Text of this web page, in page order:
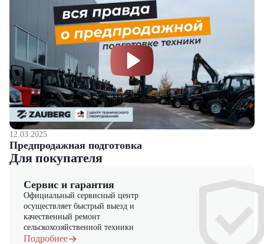
12.03.2025
Предпродажная подготовка
Для покупателя
Сервис и гарантия
Официальный сервисный центр
осуществляет быстрый выезд и
качественный ремонт
сельскохозяйственной техники
Подробнее